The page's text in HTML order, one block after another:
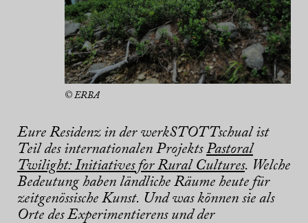
© ERBA
Eure Residenz in der werkSTOTTschual ist
Teil des internationalen ProjektsPastoral
Twilight: Initiatives for Rural Cultures. Welche
Bedeutung haben ländliche Räume heute für
zeitgenössische Kunst. Und was können sie als
Orte des Experimentierens und der